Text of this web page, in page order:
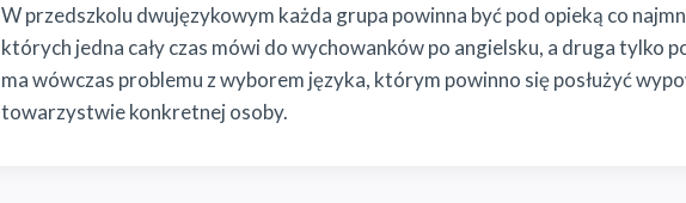
W przedszkolu dwujęzykowym każda grupa powinna być pod opieką co
których jedna cały czas mówi do wychowanków po angielsku, a druga tylko
ma wówczas problemu z wyborem języka, którym powinno się posłużyć
towarzystwie konkretnej osoby.